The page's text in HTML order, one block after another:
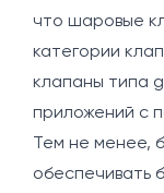
что шаровые
категории
клапаны типа
приложений с
Тем не менее,
обеспечивать